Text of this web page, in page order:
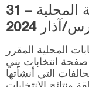
كوتاهيا
مالاطيا
مانيسا
ماردين
المرشحون للانتخابات البلدية المحلية – 31
آذار 2024
المحلية المقرر
على صفحة انتخابات يني
التي أنشأتها